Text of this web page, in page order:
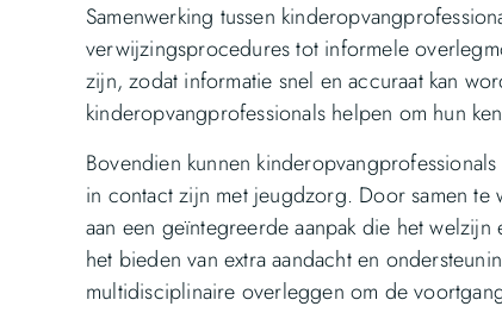
Samenwerking tussen
verwijzingsprocedures tot informele
zijn, zodat informatie snel en accuraat kan
kinderopvangprofessionals helpen om hun
Bovendien kunnen
in contact zijn met jeugdzorg. Door samen
aan een geïntegreerde aanpak die het
het bieden van extra aandacht en
multidisciplinaire overleggen om de